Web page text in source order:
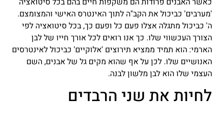
'מערבים' כביכול את הקב"ה לתוך האינטרס האישי והמצומצם.
ה' כביכול מתגלה אצלו פעם כל ופעם כך, בכל סיטואציה לפי
הצורך העכשווי שלו. כך אנו רואים לכל אורך חייו של לבן
הארמי: הוא תמיד ממציא תירוצים 'אלוקיים' כביכול לאינטרסים
האנושיים שלו. לכן על אף שהוא מקים גל של אבנים, השם
העצמי שלו הוא לבן מלשון לבנה.
לחיות את שני הרבדים